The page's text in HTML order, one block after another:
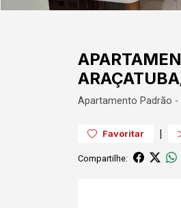
Apartamento Padrão -
Favoritar |
Compartilhe: